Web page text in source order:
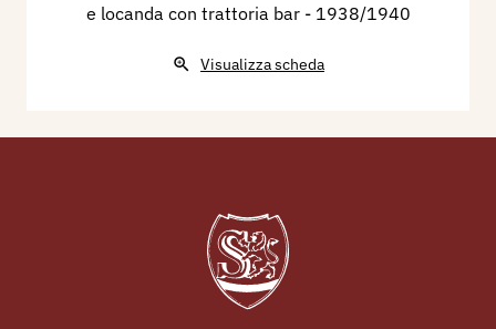
e locanda con trattoria bar - 1938/1940
Visualizza scheda